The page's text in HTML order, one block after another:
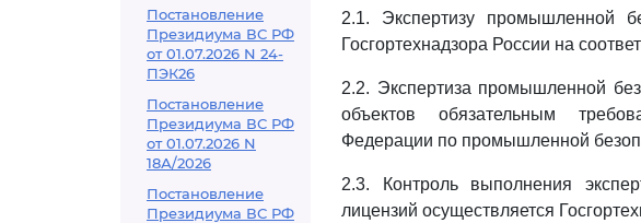
Постановление
Президиума ВС РФ
от 01.07.2026 N 24-
ПЭК26
Постановление
Президиума ВС РФ
от 01.07.2026 N
18А/2026
Постановление
Президиума ВС РФ
2.1. Экспертизу промышленной
Госгортехнадзора России на
2.2. Экспертиза промышленной
объектов обязательным
Федерации по промышленной
2.3. Контроль выполнения
лицензий осуществляется